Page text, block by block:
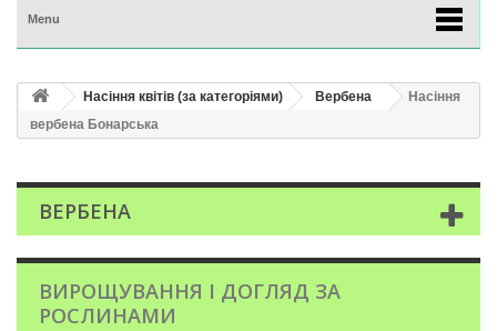
Menu
Насіння квітів (за категоріями) Вербена
Насіння
вербена Бонарська
ВЕРБЕНА
ВИРОЩУВАННЯ І ДОГЛЯД ЗА
РОСЛИНАМИ